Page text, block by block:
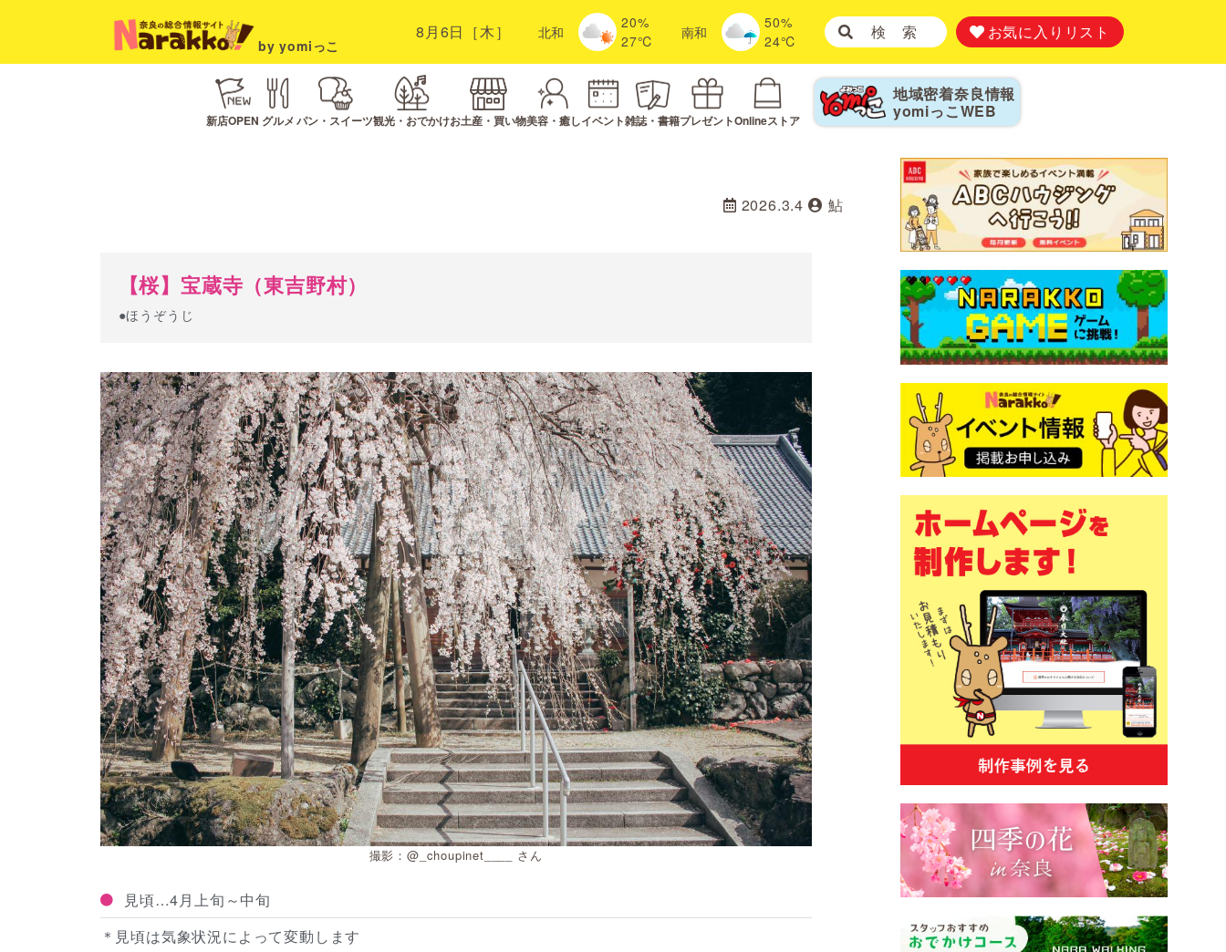
by yomiっこ
8月6日［木］ 北和
20%
27℃
南和
50%
24℃
検 索 お気に入りリスト
新店OPEN グルメ パン・スイーツ観光・おでかけお土産・買い物美容・癒しイベント雑誌・書籍プレゼントOnlineストア
地域密着奈良情報
yomiっこ WEB
2026.3.4 鮎
【桜】宝蔵寺（東吉野村）
●ほうぞうじ
撮影：@_choupinet____ さん
見頃…4月上旬～中旬
＊見頃は気象状況によって変動します